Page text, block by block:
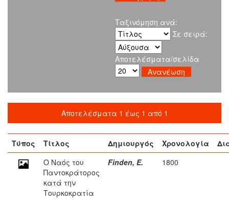
Ταξινόμηση ανά:
Σε σειρά:
Αποτελέσματα/σελίδα
Αποτελέσματα 1 έως 1 από 1
Τύπος Τίτλος Δημιουργός Χρονολογία
Ο Ναός του
Παντοκράτορος
κατά την
Τουρκοκρατία
Finden, E. 1800